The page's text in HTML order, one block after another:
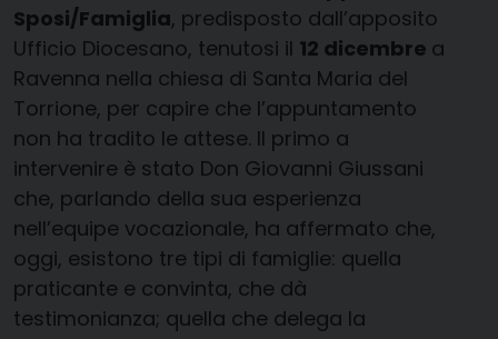
Sposi/Famiglia, predisposto dall’apposito
Ufficio Diocesano, tenutosi il 12 dicembre a
Ravenna nella chiesa di Santa Maria del
Torrione, per capire che l’appuntamento
non ha tradito le attese. Il primo a
intervenire è stato Don Giovanni Giussani
che, parlando della sua esperienza
nell’equipe vocazionale, ha affermato che,
oggi, esistono tre tipi di famiglie: quella
praticante e convinta, che dà
testimonianza; quella che delega la